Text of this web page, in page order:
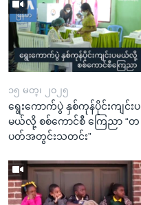
၁၅ မတ္၊ ၂၀၂၅
ရွေးကောက်ပွဲ နှစ်ကုန်ပိုင်းကျင်းပ
မယ်လို့ စစ်ကောင်စီ ကြေညာ “တ
ပတ်အတွင်းသတင်း”